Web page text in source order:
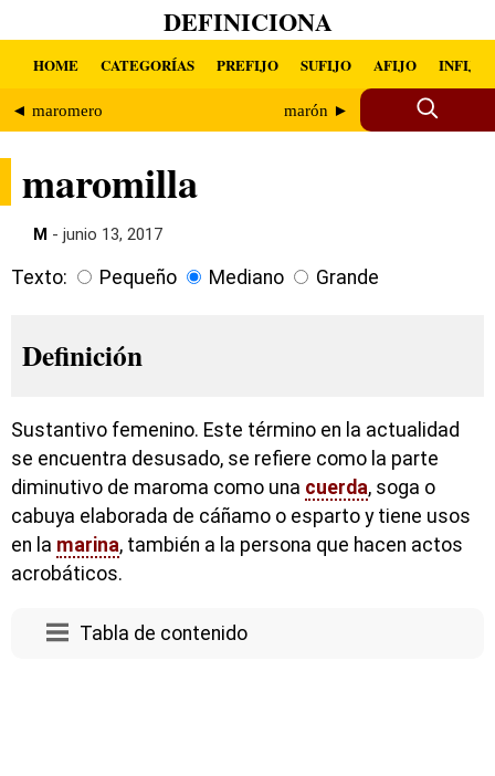
DEFINICIONA
HOME CATEGORÍAS PREFIJO SUFIJO AFIJO INFIJO
◄ maromero marón ►
maromilla
M - junio 13, 2017
Texto: Pequeño Mediano Grande
Definición
Sustantivo femenino. Este término en la actualidad
se encuentra desusado, se refiere como la parte
diminutivo de maroma como una cuerda, soga o
cabuya elaborada de cáñamo o esparto y tiene usos
en la marina, también a la persona que hacen actos
acrobáticos.
Tabla de contenido